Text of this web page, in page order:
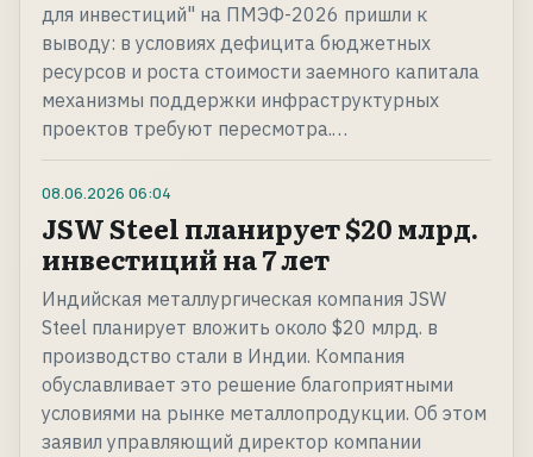
для инвестиций" на ПМЭФ-2026 пришли к
выводу: в условиях дефицита бюджетных
ресурсов и роста стоимости заемного капитала
механизмы поддержки инфраструктурных
проектов требуют пересмотра.…
08.06.2026 06:04
JSW Steel планирует $20 млрд.
инвестиций на 7 лет
Индийская металлургическая компания JSW
Steel планирует вложить около $20 млрд. в
производство стали в Индии. Компания
обуславливает это решение благоприятными
условиями на рынке металлопродукции. Об этом
заявил управляющий директор компании